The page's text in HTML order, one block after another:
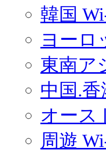
韓国
ヨーロ
東南ア
中国.
オース
周遊